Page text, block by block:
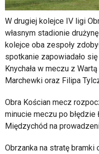
W drugiej kolejce IV ligi
własnym stadionie
kolejce oba zespoły
spotkanie zapowiadało
Knychała w meczu z
Marchewki oraz Filipa
Obra Kościan mecz
minucie meczu po
Międzychód na
Obrzanka na stratę bramki